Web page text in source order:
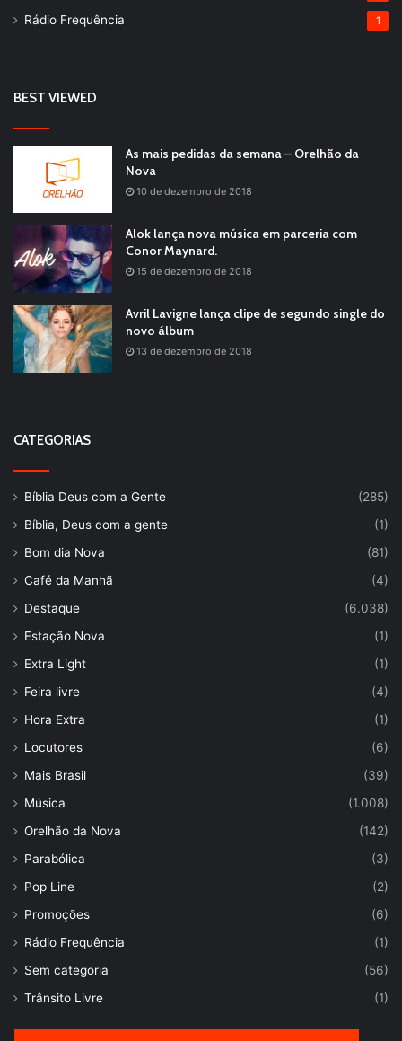
Rádio Frequência 1
BEST VIEWED
As mais pedidas da semana – Orelhão da
Nova
10 de dezembro de 2018
Alok lança nova música em parceria com
Conor Maynard.
15 de dezembro de 2018
Avril Lavigne lança clipe de segundo single do
novo álbum
13 de dezembro de 2018
CATEGORIAS
Bíblia Deus com a Gente
(285)
Bíblia, Deus com a gente
(1)
Bom dia Nova
(81)
Café da Manhã
(4)
Destaque
(6.038)
Estação Nova
(1)
Extra Light
(1)
Feira livre
(4)
Hora Extra
(1)
Locutores
(6)
Mais Brasil
(39)
Música
(1.008)
Orelhão da Nova
(142)
Parabólica
(3)
Pop Line
(2)
Promoções
(6)
Rádio Frequência
(1)
Sem categoria
(56)
Trânsito Livre
(1)